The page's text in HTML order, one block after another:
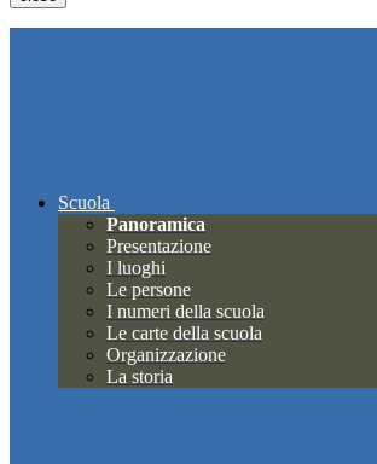
Scuola
Panoramica
Presentazione
I luoghi
Le persone
I numeri della scuola
Le carte della scuola
Organizzazione
La storia